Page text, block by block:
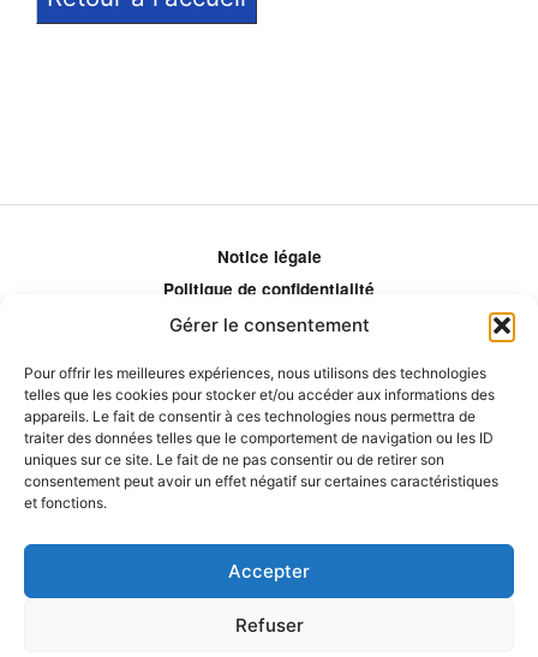
Gérer le consentement
Pour offrir les meilleures expériences, nous utilisons des technologies
telles que les cookies pour stocker et/ou accéder aux informations des
appareils. Le fait de consentir à ces technologies nous permettra de
traiter des données telles que le comportement de navigation ou les ID
uniques sur ce site. Le fait de ne pas consentir ou de retirer son
consentement peut avoir un effet négatif sur certaines caractéristiques
et fonctions.
Accepter
Refuser
Notice légale
Politique de confidentialité
Politique de remboursement
Comment ça marche?
Qui sommes-nous?
Obtenir les crédits
Les éditeurs